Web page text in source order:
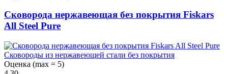
Сковорода нержавеющая без покрытия Fiskars
All Steel Pure
Сковороды из нержавеющей стали без покрытия
Оценка (max = 5)